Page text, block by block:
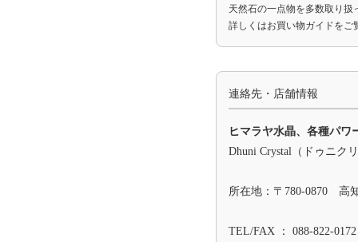
天然石の一点物を多数取り扱
詳しくはお買い物ガイドをご
連絡先・店舗情報
ヒマラヤ水晶、各種パ
Dhuni Crystal（ドゥニク
所在地：〒780-0870 高
TEL/FAX ： 088-822-0172